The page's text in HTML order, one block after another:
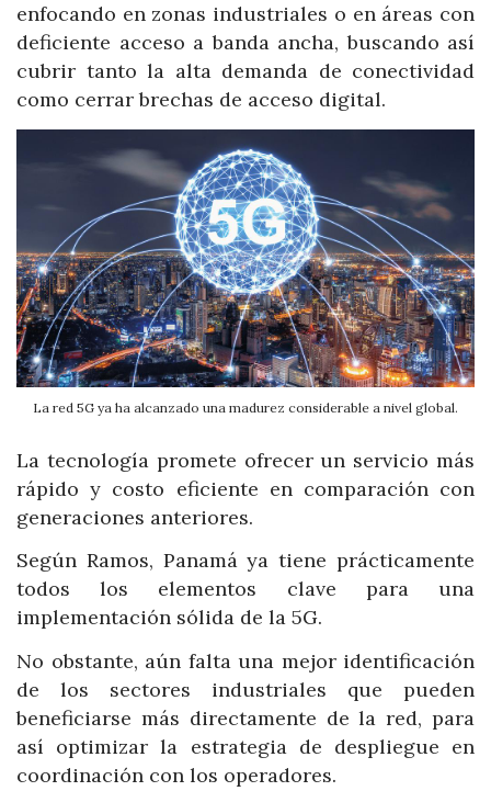
enfocando en zonas industriales o en áreas con
deficiente acceso a banda ancha, buscando así
cubrir tanto la alta demanda de conectividad
como cerrar brechas de acceso digital.
La red 5G ya ha alcanzado una madurez considerable a nivel global.
La tecnología promete ofrecer un servicio más
rápido y costo eficiente en comparación con
generaciones anteriores.
Según Ramos, Panamá ya tiene prácticamente
todos los elementos clave para una
implementación sólida de la 5G.
No obstante, aún falta una mejor identificación
de los sectores industriales que pueden
beneficiarse más directamente de la red, para
así optimizar la estrategia de despliegue en
coordinación con los operadores.